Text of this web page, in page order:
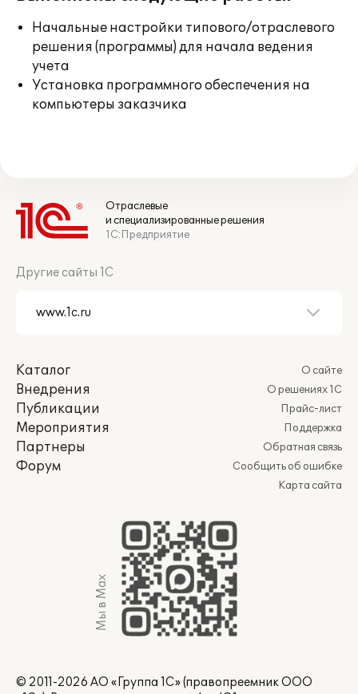
Начальные настройки типового/отраслевого
решения (программы) для начала ведения
учета
Установка программного обеспечения на
компьютеры заказчика
Отраслевые
и специализированные решения
1С:Предприятие
Другие сайты 1С
Каталог
Внедрения
Публикации
Мероприятия
Партнеры
Форум
О сайте
О решениях 1С
Прайс-лист
Поддержка
Обратная связь
Сообщить об ошибке
Карта сайта
Мы в Max
© 2011-2026 АО «Группа 1С» (правопреемник ООО